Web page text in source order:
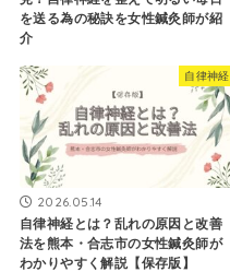
を送る為の秘訣を女性鍼灸師が紹
介
自律神経
2026.05.14
自律神経とは？乱れの原因と改善
法を熊本・合志市の女性鍼灸師が
わかりやすく解説【保存版】